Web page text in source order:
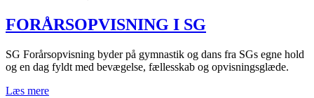
FORÅRSOPVISNING I SG
SG Forårsopvisning byder på gymnastik og dans fra SGs egne hold
og en dag fyldt med bevægelse, fællesskab og opvisningsglæde.
Læs mere